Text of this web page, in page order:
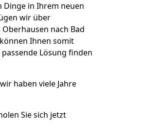
Dinge in Ihrem neuen
wir über
nach Bad
Ihnen somit
Lösung finden
haben viele Jahre
Sie sich jetzt